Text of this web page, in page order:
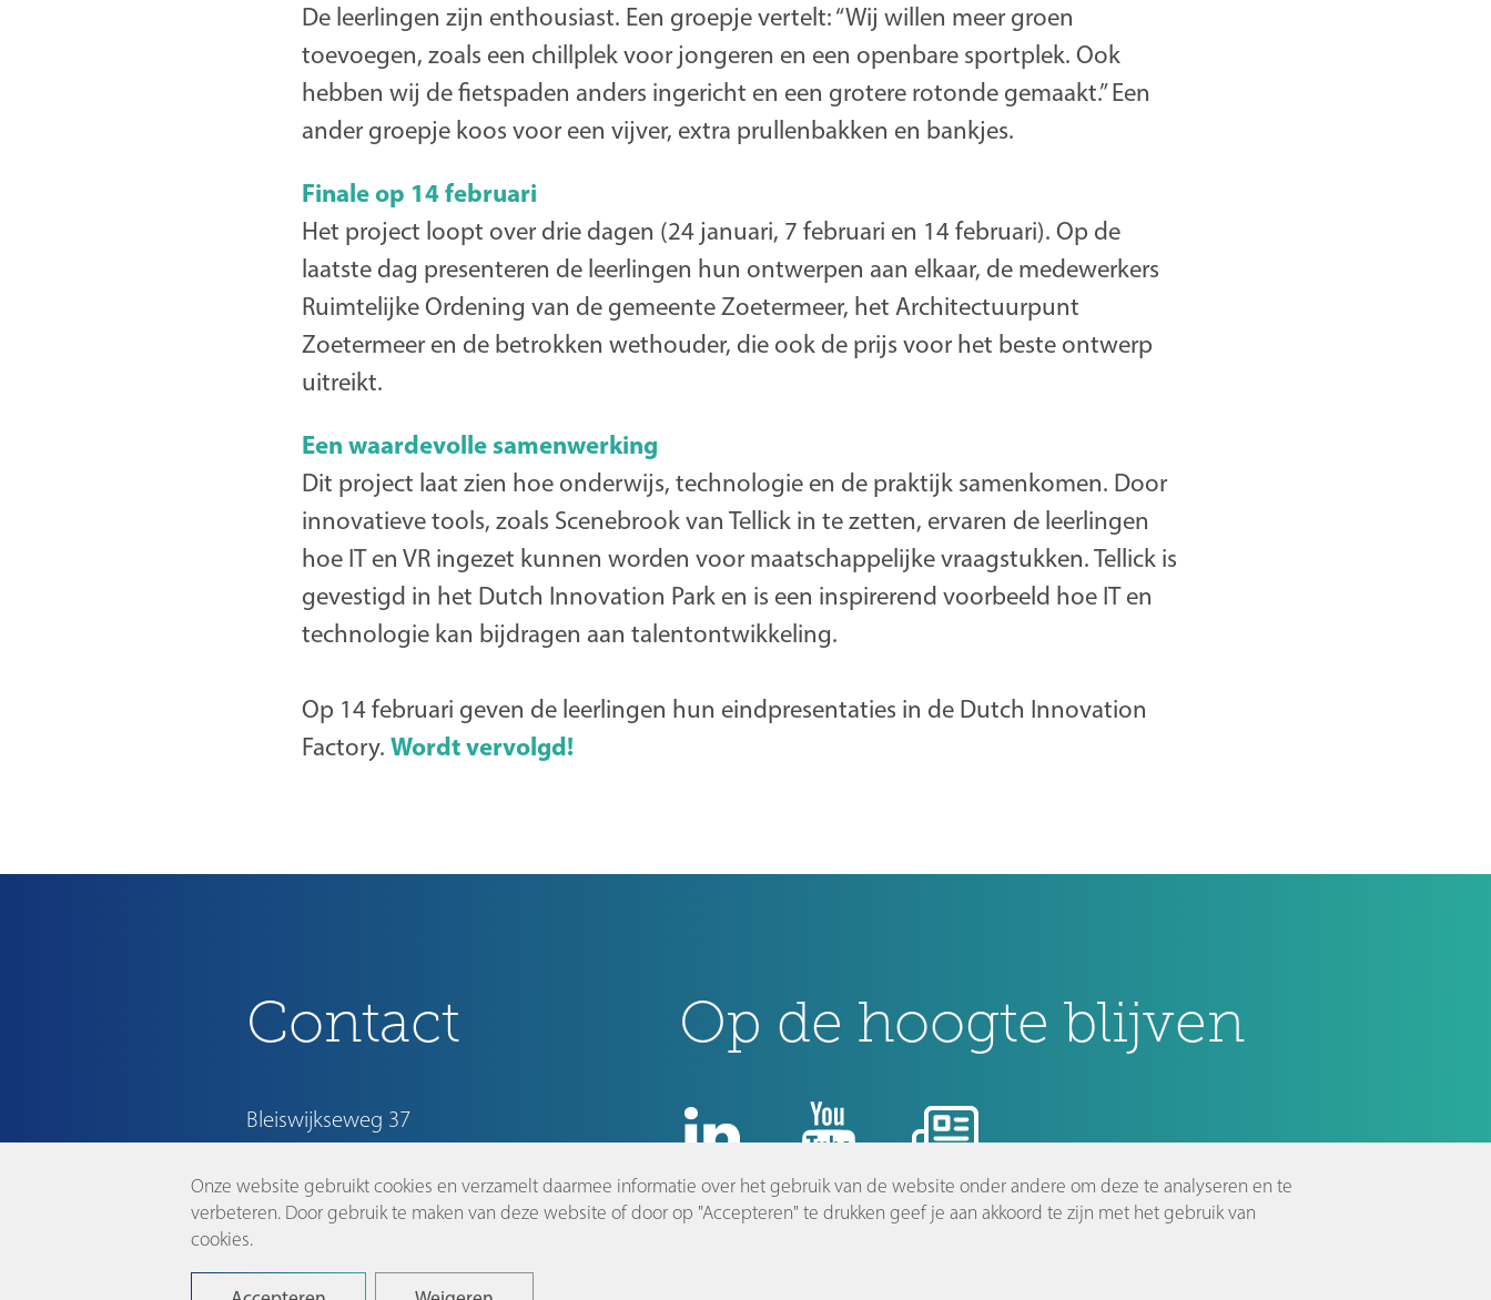
Onze website gebruikt cookies en verzamelt daarmee informatie over het gebruik van de website onder andere om deze te analyseren en te
verbeteren. Door gebruik te maken van deze website of door op "Accepteren" te drukken geef je aan akkoord te zijn met het gebruik van
cookies.
De leerlingen zijn enthousiast. Een groepje vertelt: “Wij willen meer groen
toevoegen, zoals een chillplek voor jongeren en een openbare sportplek. Ook
hebben wij de fietspaden anders ingericht en een grotere rotonde gemaakt.” Een
ander groepje koos voor een vijver, extra prullenbakken en bankjes.
Finale op 14 februari
Het project loopt over drie dagen (24 januari, 7 februari en 14 februari). Op de
laatste dag presenteren de leerlingen hun ontwerpen aan elkaar, de medewerkers
Ruimtelijke Ordening van de gemeente Zoetermeer, het Architectuurpunt
Zoetermeer en de betrokken wethouder, die ook de prijs voor het beste ontwerp
uitreikt.
Een waardevolle samenwerking
Dit project laat zien hoe onderwijs, technologie en de praktijk samenkomen. Door
innovatieve tools, zoals Scenebrook van Tellick in te zetten, ervaren de leerlingen
hoe IT en VR ingezet kunnen worden voor maatschappelijke vraagstukken. Tellick is
gevestigd in het Dutch Innovation Park en is een inspirerend voorbeeld hoe IT en
technologie kan bijdragen aan talentontwikkeling.
Op 14 februari geven de leerlingen hun eindpresentaties in de Dutch Innovation
Factory. Wordt vervolgd!
Contact
Bleiswijkseweg 37
info@dutchinnovationpark.nl
Op de hoogte blijven